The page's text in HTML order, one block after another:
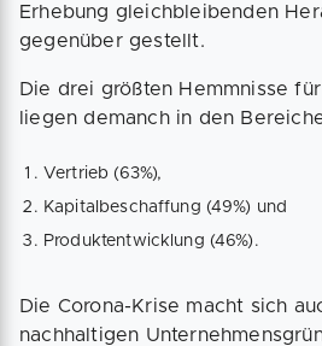
Erhebung gleichbleibenden
gegenüber gestellt.
Die drei größten Hemmnisse
liegen demanch in den
Vertrieb (63%),
Kapitalbeschaffung (49%) und
Produktentwicklung (46%).
Die Corona-Krise macht sich
nachhaltigen